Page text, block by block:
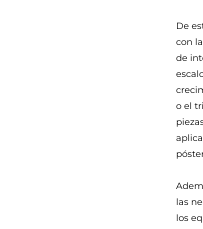
De
con
de
o el
las
los